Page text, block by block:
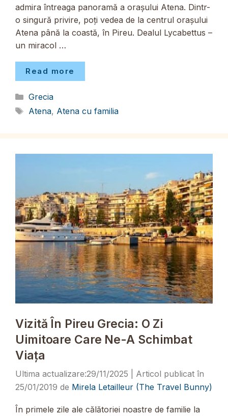
admira întreaga panoramă a orașului Atena. Dintr-
o singură privire, poți vedea de la centrul orașului
Atena până la coastă, în Pireu. Dealul Lycabettus –
un miracol …
Read more
Categorii
Grecia
Etichete
Atena, Atena cu familia
Vizită În Pireu Grecia: O Zi
Uimitoare Care Ne-A Schimbat
Viața
29/11/2025
25/01/2019 de Mirela Letailleur (The Travel Bunny)
În primele zile ale călătoriei noastre de familie la